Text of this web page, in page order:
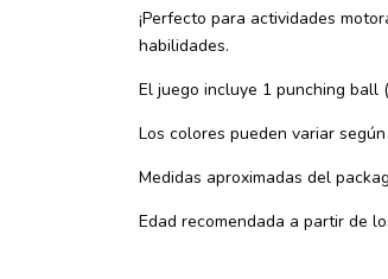
¡Perfecto para actividades
habilidades.
El juego incluye 1 punching ball
Los colores pueden variar
Medidas aproximadas del
Edad recomendada a partir de